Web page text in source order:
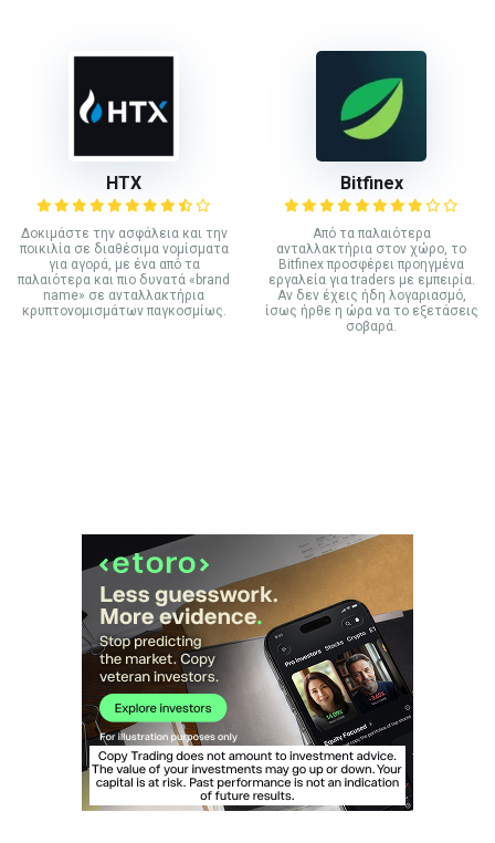
HTX
Δοκιμάστε την ασφάλεια και την
ποικιλία σε διαθέσιμα νομίσματα
για αγορά, με ένα από τα
παλαιότερα και πιο δυνατά «brand
name» σε ανταλλακτήρια
κρυπτονομισμάτων παγκοσμίως.
Bitfinex
Από τα παλαιότερα
ανταλλακτήρια στον χώρο, το
Bitfinex προσφέρει προηγμένα
εργαλεία για traders με εμπειρία.
Αν δεν έχεις ήδη λογαριασμό,
ίσως ήρθε η ώρα να το εξετάσεις
σοβαρά.